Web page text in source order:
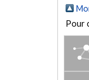
Pour